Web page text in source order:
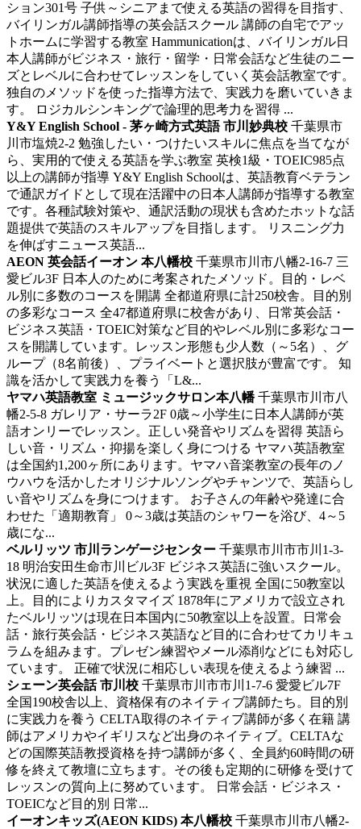
ション301号 子供～シニアまで使える英語の習得を目指す、
バイリンガル講師指導の英会話スクール 講師の自宅でアッ
トホームに学習する教室 Hammunicationは、バイリンガル日
本人講師がビジネス・旅行・留学・日常会話など生徒のニー
ズとレベルに合わせてレッスンをしていく英会話教室です。
独自のメソッドを使った指導方法で、実践力を磨いていきま
す。 ロジカルシンキングで論理的思考力を習得 ...
Y&Y English School - 茅ヶ崎方式英語 市川妙典校 千葉県市
川市塩焼2-2 勉強したい・つけたいスキルに焦点を当てなが
ら、実用的で使える英語を学ぶ教室 英検1級・TOEIC985点
以上の講師が指導 Y&Y English Schoolは、英語教育ベテラン
で通訳ガイドとして現在活躍中の日本人講師が指導する教室
です。各種試験対策や、通訳活動の現状も含めたホットな話
題提供で英語のスキルアップを目指します。 リスニング力
を伸ばすニュース英語...
AEON 英会話イーオン 本八幡校 千葉県市川市八幡2-16-7 三
愛ビル3F 日本人のために考案されたメソッド。目的・レベ
ル別に多数のコースを開講 全都道府県に計250校舎。目的別
の多彩なコース 全47都道府県に校舎があり、日常英会話・
ビジネス英語・TOEIC対策など目的やレベル別に多彩なコー
スを開講しています。レッスン形態も少人数（～5名）、グ
ループ（8名前後）、プライベートと選択肢が豊富です。 知
識を活かして実践力を養う「L&...
ヤマハ英語教室 ミュージックサロン本八幡千葉県市川市八
幡2-5-8 ガレリア・サーラ2F 0歳～小学生に日本人講師が英
語オンリーでレッスン。正しい発音やリズムを習得 英語ら
しい音・リズム・抑揚を楽しく身につける ヤマハ英語教室
は全国約1,200ヶ所にあります。ヤマハ音楽教室の長年のノ
ウハウを活かしたオリジナルソングやチャンツで、英語らし
い音やリズムを身につけます。 お子さんの年齢や発達に合
わせた「適期教育」 0～3歳は英語のシャワーを浴び、4～5
歳にな...
ベルリッツ 市川ランゲージセンター 千葉県市川市市川1-3-
18 明治安田生命市川ビル3F ビジネス英語に強いスクール。
状況に適した英語を使えるよう実践を重視 全国に50教室以
上。目的によりカスタマイズ 1878年にアメリカで設立され
たベルリッツは現在日本国内に50教室以上を設置。日常会
話・旅行英会話・ビジネス英語など目的に合わせてカリキュ
ラムを組みます。プレゼン練習やメール添削などにも対応し
ています。 正確で状況に相応しい表現を使えるよう練習 ...
シェーン英会話 市川校 千葉県市川市市川1-7-6 愛愛ビル7F
全国190校舎以上、資格保有のネイティブ講師たち。目的別
に実践力を養う CELTA取得のネイティブ講師が多く在籍 講
師はアメリカやイギリスなど出身のネイティブ。CELTAな
どの国際英語教授資格を持つ講師が多く、全員約60時間の研
修を終えて教壇に立ちます。その後も定期的に研修を受けて
レッスンの質向上に努めています。 日常会話・ビジネス・
TOEICなど目的別 日常...
イーオンキッズ(AEON KIDS) 本八幡校 千葉県市川市八幡2-